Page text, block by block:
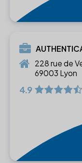
228 rue de
69003 Lyon
4.9